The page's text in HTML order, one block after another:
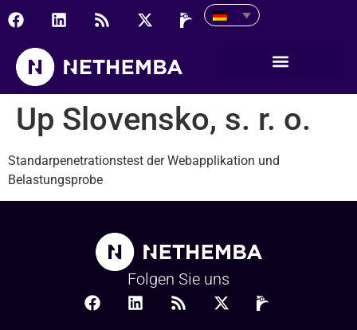
Up Slovensko, s. r. o.
Up Slovensko, s. r. o.
Standarpenetrationstest der Webapplikation und
Belastungsprobe
Folgen Sie uns